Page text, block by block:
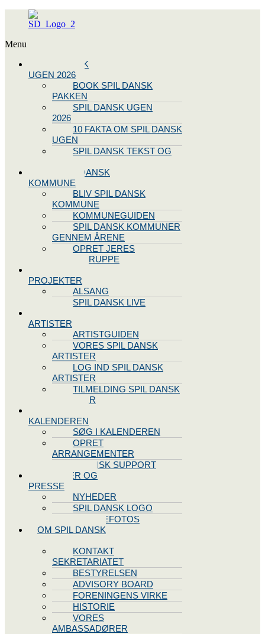
Menu
SPIL DANSK
UGEN 2026
BOOK SPIL DANSK
PAKKEN
SPIL DANSK UGEN
2026
10 FAKTA OM SPIL DANSK
UGEN
SPIL DANSK TEKST OG
BLIV SPIL DANSK
KOMMUNE
BLIV SPIL DANSK
KOMMUNE
KOMMUNEGUIDEN
SPIL DANSK KOMMUNER
GENNEM ÅRENE
OPRET JERES
STYREGRUPPE
PROJEKTER
ALSANG
SPIL DANSK LIVE
ARTISTER
ARTISTGUIDEN
VORES SPIL DANSK
ARTISTER
LOG IND SPIL DANSK
ARTISTER
TILMELDING SPIL DANSK
ARTISTER
KALENDEREN
SØG I KALENDEREN
OPRET
ARRANGEMENTER
TEKNISK SUPPORT
NYHEDER OG
PRESSE
NYHEDER
SPIL DANSK LOGO
PRESSEFOTOS
OM SPIL DANSK
KONTAKT
SEKRETARIATET
BESTYRELSEN
ADVISORY BOARD
FORENINGENS VIRKE
HISTORIE
VORES
AMBASSADØRER